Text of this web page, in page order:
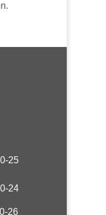
25
24
26